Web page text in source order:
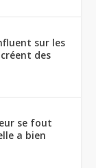
sur les
des
se fout
a bien